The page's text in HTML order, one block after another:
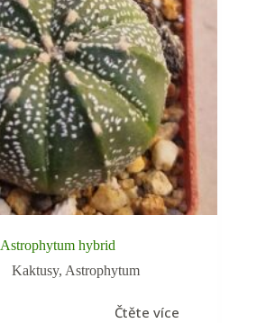
Astrophytum hybrid
Kaktusy, Astrophytum
Čtěte více